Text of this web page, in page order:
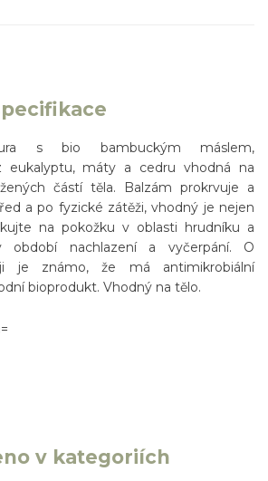
s bio bambuckým máslem,
eukalyptu, máty a cedru vhodná na
částí těla. Balzám prokrvuje a
a po fyzické zátěži, vhodný je nejen
na pokožku v oblasti hrudníku a
období nachlazení a vyčerpání. O
je známo, že má antimikrobiální
bioprodukt. Vhodný na tělo.
v kategoriích